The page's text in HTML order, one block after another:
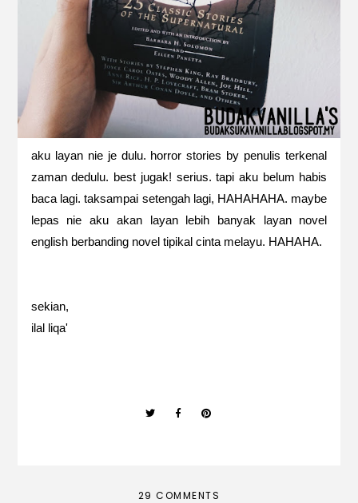
aku layan nie je dulu. horror stories by penulis terkenal
zaman dedulu. best jugak! serius. tapi aku belum habis
baca lagi. taksampai setengah lagi, HAHAHAHA. maybe
lepas nie aku akan layan lebih banyak layan novel
english berbanding novel tipikal cinta melayu. HAHAHA.
sekian,
ilal liqa'
29 COMMENTS